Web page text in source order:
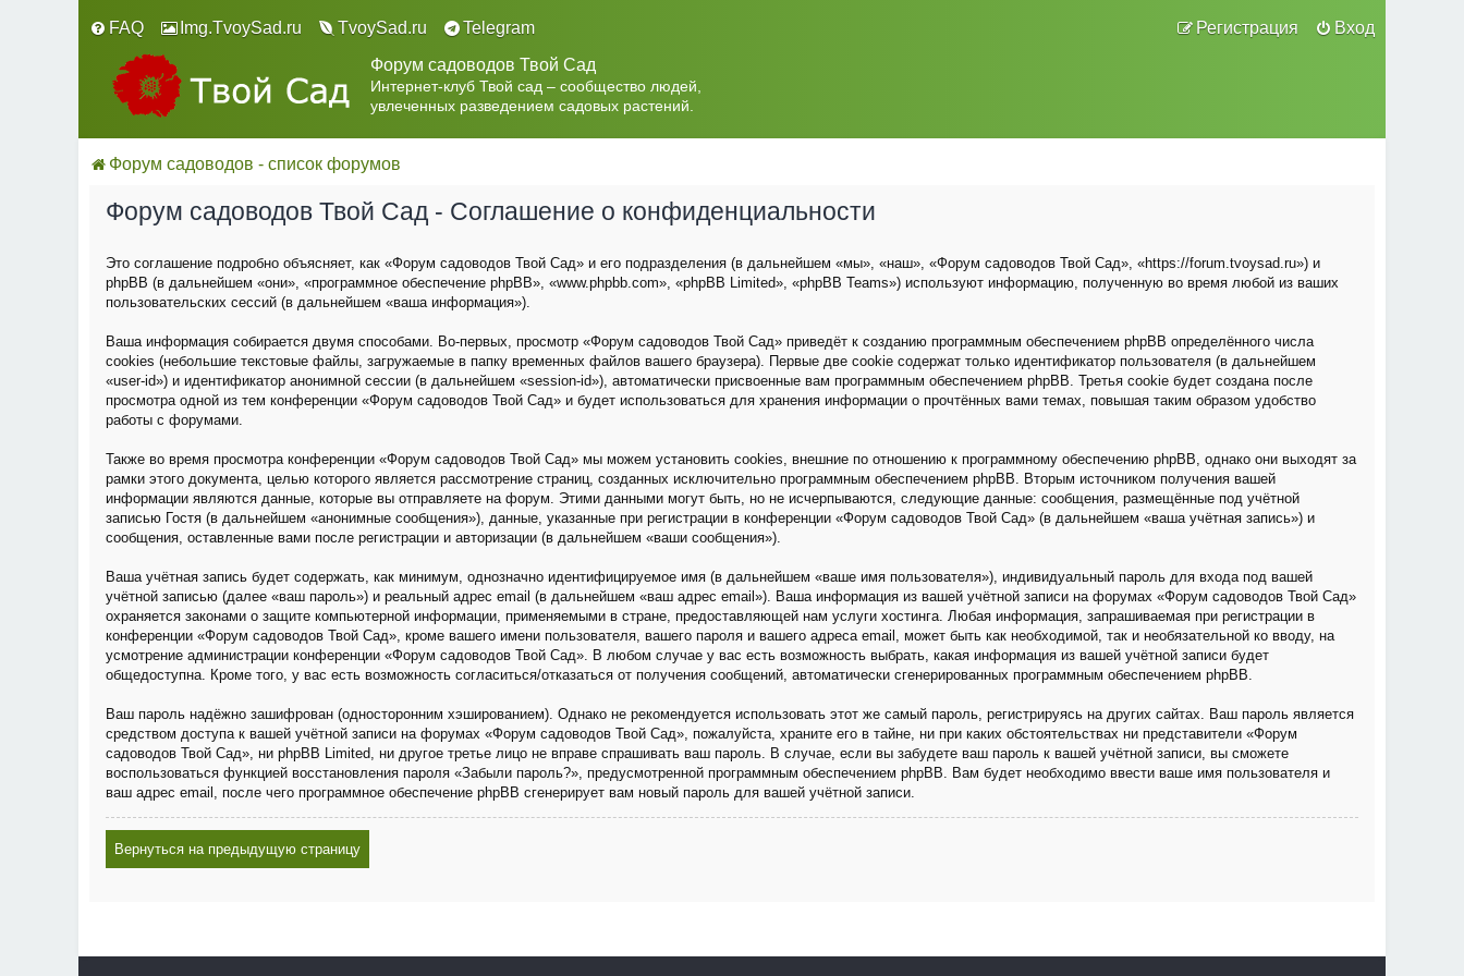
FAQ Вход
Регистрация
Img.TvoySad.ru TvoySad.ru
Telegram
Форум садоводов Твой Сад
Интернет-клуб Твой сад – сообщество людей,
увлеченных разведением садовых растений.
Форум садоводов - список форумов
Форум садоводов Твой Сад - Соглашение о конфиденциальности
Это соглашение подробно объясняет, как «Форум садоводов Твой Сад» и его подразделения (в дальнейшем «мы», «наш», «Форум садоводов Твой Сад», «https://forum.tvoysad.ru») и
phpBB (в дальнейшем «они», «программное обеспечение phpBB», «www.phpbb.com», «phpBB Limited», «phpBB Teams») используют информацию, полученную во время любой из ваших
пользовательских сессий (в дальнейшем «ваша информация»).
Ваша информация собирается двумя способами. Во-первых, просмотр «Форум садоводов Твой Сад» приведёт к созданию программным обеспечением phpBB определённого числа
cookies (небольшие текстовые файлы, загружаемые в папку временных файлов вашего браузера). Первые две cookie содержат только идентификатор пользователя (в дальнейшем
«user-id») и идентификатор анонимной сессии (в дальнейшем «session-id»), автоматически присвоенные вам программным обеспечением phpBB. Третья cookie будет создана после
просмотра одной из тем конференции «Форум садоводов Твой Сад» и будет использоваться для хранения информации о прочтённых вами темах, повышая таким образом удобство
работы с форумами.
Также во время просмотра конференции «Форум садоводов Твой Сад» мы можем установить cookies, внешние по отношению к программному обеспечению phpBB, однако они выходят за
рамки этого документа, целью которого является рассмотрение страниц, созданных исключительно программным обеспечением phpBB. Вторым источником получения вашей
информации являются данные, которые вы отправляете на форум. Этими данными могут быть, но не исчерпываются, следующие данные: сообщения, размещённые под учётной
записью Гостя (в дальнейшем «анонимные сообщения»), данные, указанные при регистрации в конференции «Форум садоводов Твой Сад» (в дальнейшем «ваша учётная запись») и
сообщения, оставленные вами после регистрации и авторизации (в дальнейшем «ваши сообщения»).
Ваша учётная запись будет содержать, как минимум, однозначно идентифицируемое имя (в дальнейшем «ваше имя пользователя»), индивидуальный пароль для входа под вашей
учётной записью (далее «ваш пароль») и реальный адрес email (в дальнейшем «ваш адрес email»). Ваша информация из вашей учётной записи на форумах «Форум садоводов Твой Сад»
охраняется законами о защите компьютерной информации, применяемыми в стране, предоставляющей нам услуги хостинга. Любая информация, запрашиваемая при регистрации в
конференции «Форум садоводов Твой Сад», кроме вашего имени пользователя, вашего пароля и вашего адреса email, может быть как необходимой, так и необязательной ко вводу, на
усмотрение администрации конференции «Форум садоводов Твой Сад». В любом случае у вас есть возможность выбрать, какая информация из вашей учётной записи будет
общедоступна. Кроме того, у вас есть возможность согласиться/отказаться от получения сообщений, автоматически сгенерированных программным обеспечением phpBB.
Ваш пароль надёжно зашифрован (односторонним хэшированием). Однако не рекомендуется использовать этот же самый пароль, регистрируясь на других сайтах. Ваш пароль является
средством доступа к вашей учётной записи на форумах «Форум садоводов Твой Сад», пожалуйста, храните его в тайне, ни при каких обстоятельствах ни представители «Форум
садоводов Твой Сад», ни phpBB Limited, ни другое третье лицо не вправе спрашивать ваш пароль. В случае, если вы забудете ваш пароль к вашей учётной записи, вы сможете
воспользоваться функцией восстановления пароля «Забыли пароль?», предусмотренной программным обеспечением phpBB. Вам будет необходимо ввести ваше имя пользователя и
ваш адрес email, после чего программное обеспечение phpBB сгенерирует вам новый пароль для вашей учётной записи.
Вернуться на предыдущую страницу